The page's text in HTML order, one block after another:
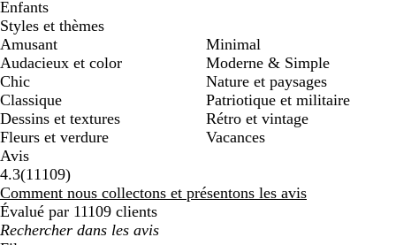
Enfants
Styles et thèmes
Amusant
Audacieux et color
Chic
Classique
Dessins et textures
Fleurs et verdure
Minimal
Moderne & Simple
Nature et paysages
Patriotique et militaire
Rétro et vintage
Vacances
Avis
4.3(1110911109
avis
)
Comment nous collectons et présentons les avis
Évalué par 11109 clients
Mes